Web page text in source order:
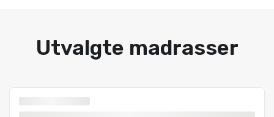
Utvalgte madrasser